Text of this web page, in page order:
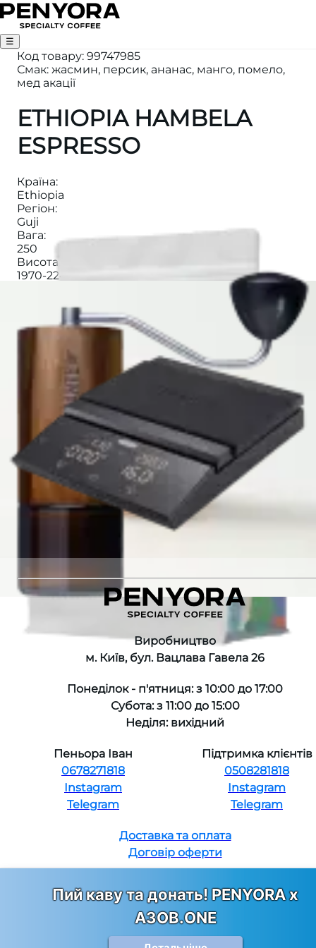
☰
Код товару: 99747985
Смак: жасмин, персик, ананас, манго, помело,
мед акації
ETHIOPIA HAMBELA
ESPRESSO
Країна:
Ethiopia
Регіон:
Guji
Вага:
250
Висота
1970-2241m
Hambela
Оцінка якості
Різновид:
Heirloom
Немає в наявності
Немає в наявності
Рекомендуємо також:
COLOMBIA SANTA MONICA DECAF FILTER
AROMA MUG PINK
COMANDANTE C40 Nitro Blade Liquid Amber
Виробництво
м. Київ, бул. Вацлава Гавела 26
Понеділок - п'ятниця: з 10:00 до 17:00
Субота: з 11:00 до 15:00
Неділя: вихідний
Пеньора Іван
0678271818
Instagram
Telegram
Підтримка клієнтів
0508281818
Instagram
Telegram
Доставка та оплата
Договір оферти